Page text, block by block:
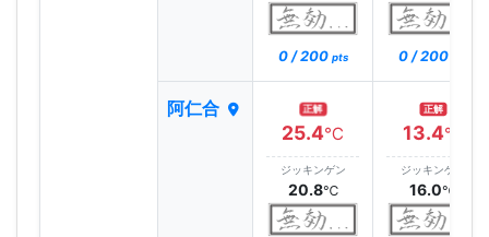
0 / 200 pts 0 / 200
阿仁合 正解
25.4℃
ジッキンゲン
20.8℃
正解
13.4℃
ジッキンゲン
16.0℃